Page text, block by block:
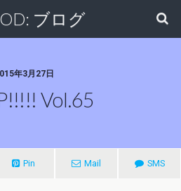
ブログ
年3月27日
Vol.65
Pin Mail SMS